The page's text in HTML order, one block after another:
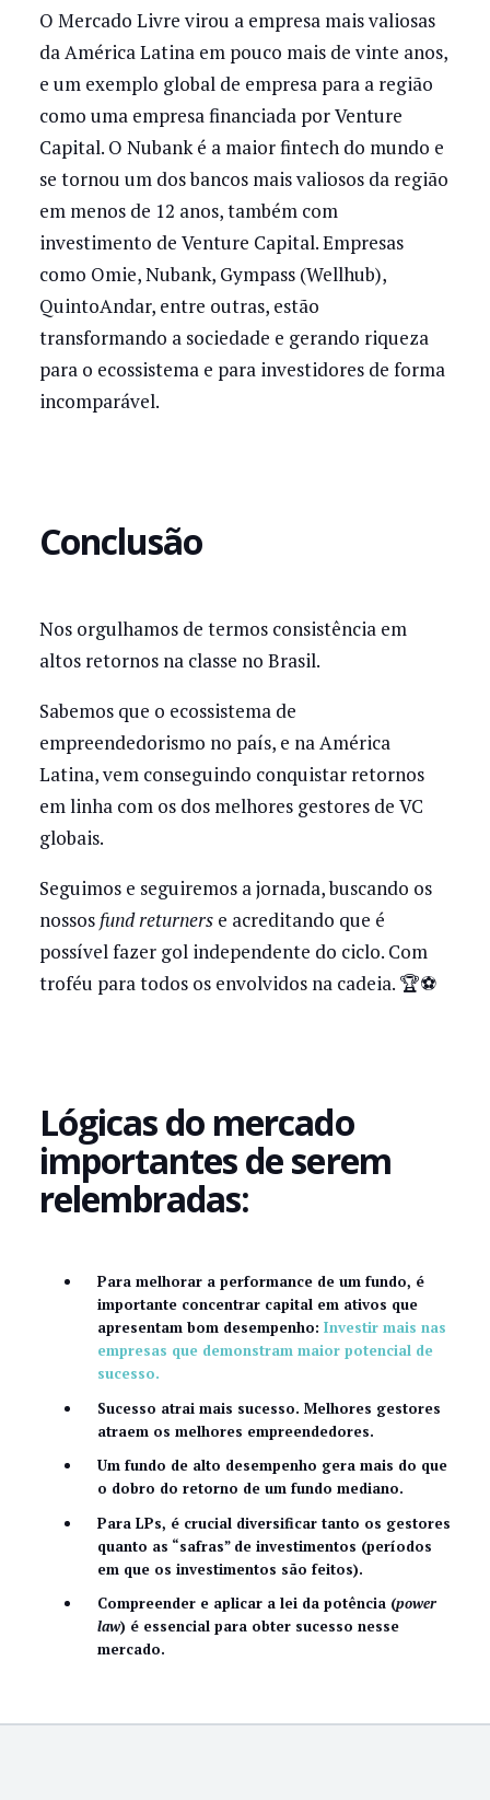
O Mercado Livre virou a empresa mais valiosas
da América Latina em pouco mais de vinte anos,
e um exemplo global de empresa para a região
como uma empresa financiada por Venture
Capital. O Nubank é a maior fintech do mundo e
se tornou um dos bancos mais valiosos da região
em menos de 12 anos, também com
investimento de Venture Capital. Empresas
como Omie, Nubank, Gympass (Wellhub),
QuintoAndar, entre outras, estão
transformando a sociedade e gerando riqueza
para o ecossistema e para investidores de forma
incomparável.
Conclusão
Nos orgulhamos de termos consistência em
altos retornos na classe no Brasil.
Sabemos que o ecossistema de
empreendedorismo no país, e na América
Latina, vem conseguindo conquistar retornos
em linha com os dos melhores gestores de VC
globais.
Seguimos e seguiremos a jornada, buscando os
nossos fund returners e acreditando que é
possível fazer gol independente do ciclo. Com
troféu para todos os envolvidos na cadeia. 🏆⚽
Lógicas do mercado
importantes de serem
relembradas:
Para melhorar a performance de um fundo, é
importante concentrar capital em ativos que
apresentam bom desempenho: Investir mais nas
empresas que demonstram maior potencial de
sucesso.
Sucesso atrai mais sucesso. Melhores gestores
atraem os melhores empreendedores.
Um fundo de alto desempenho gera mais do que
o dobro do retorno de um fundo mediano.
Para LPs, é crucial diversificar tanto os gestores
quanto as “safras” de investimentos (períodos
em que os investimentos são feitos).
Compreender e aplicar a lei da potência (power
law) é essencial para obter sucesso nesse
mercado.